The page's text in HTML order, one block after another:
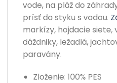
vode, na pláž do
prísť do styku s vodou.
markízy, hojdacie siete,
dáždniky, ležadlá,
paravány.
Zloženie: 100% PES